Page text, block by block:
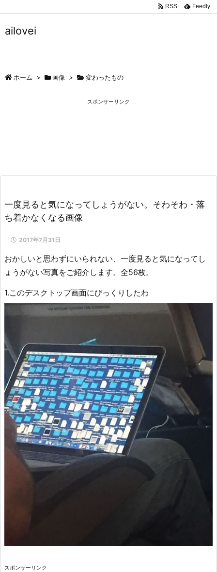
RSS Feedly
ailovei
ホーム > 画像 > 変わったもの
スポンサーリンク
一度見ると気になってしょうがない。そわそわ・落
ち着かなくなる画像
2017年7月31日
おかしいと思わずにいられない、一度見ると気になってし
ょうがない写真をご紹介します。全56枚。
1.このデスクトップ画面にびっくりしたわ
スポンサーリンク